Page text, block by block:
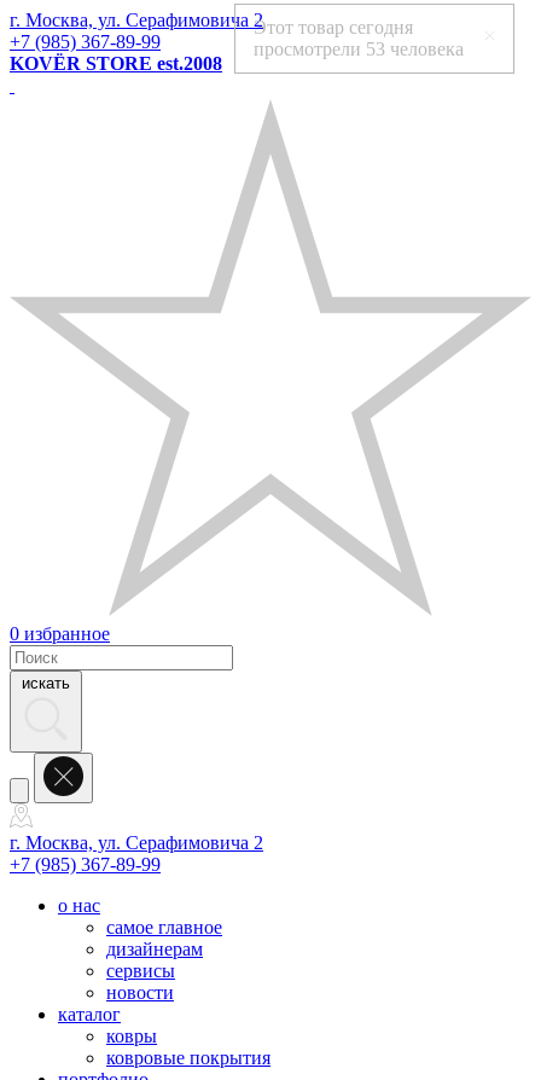
г. Москва, ул. Серафимовича 2
+7 (985) 367-89-99
KOVЁR STORE est.2008
0 избранное
г. Москва, ул. Серафимовича 2
+7 (985) 367-89-99
о нас
самое главное
дизайнерам
сервисы
новости
каталог
ковры
ковровые покрытия
Этот товар сегодня
просмотрели 53 человека